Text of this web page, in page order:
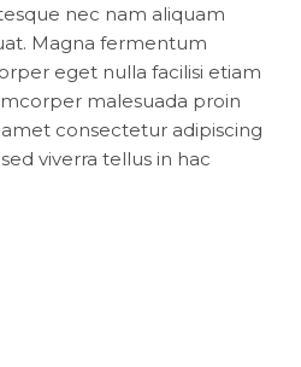
nec nam aliquam
Magna fermentum
eget nulla facilisi etiam
malesuada proin
consectetur adipiscing
viverra tellus in hac